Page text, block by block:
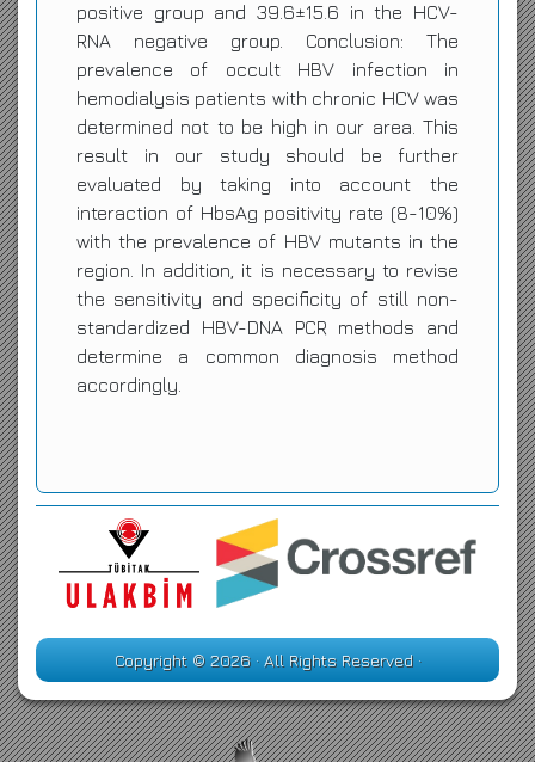
positive group and 39.6±15.6 in the HCV-
RNA negative group. Conclusion: The
prevalence of occult HBV infection in
hemodialysis patients with chronic HCV was
determined not to be high in our area. This
result in our study should be further
evaluated by taking into account the
interaction of HbsAg positivity rate (8-10%)
with the prevalence of HBV mutants in the
region. In addition, it is necessary to revise
the sensitivity and specificity of still non-
standardized HBV-DNA PCR methods and
determine a common diagnosis method
accordingly.
Copyright © 2026 · All Rights Reserved ·